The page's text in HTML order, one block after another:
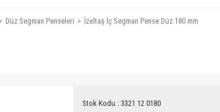
Düz Segman Penseleri İzeltaş İç Segman Pense Düz 180 mm
Stok Kodu : 3321 12 0180